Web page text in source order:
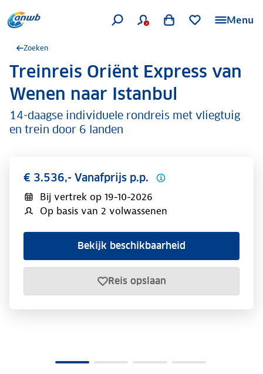
Menu
Zoeken
Treinreis Oriënt Express van
Wenen naar Istanbul
14-daagse individuele rondreis met vliegtuig
en trein door 6 landen
€ 3.536,- Vanafprijs p.p.
Bij vertrek op 19-10-2026
Op basis van 2 volwassenen
Bekijk beschikbaarheid
Reis opslaan